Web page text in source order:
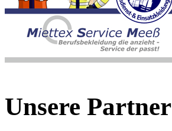
Unsere Partner